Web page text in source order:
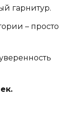
гарнитур.
– просто